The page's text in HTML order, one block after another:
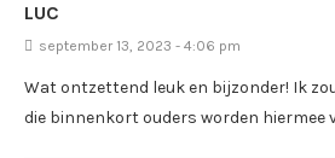
LUC
september 13, 2023 - 4:06 pm
Wat ontzettend leuk en bijzonder! Ik
die binnenkort ouders worden hiermee